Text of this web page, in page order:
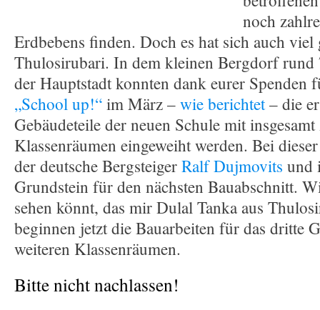
noch
Erdbebens finden. Doch es hat sich auch viel
Thulosirubari. In dem kleinen Bergdorf
der Hauptstadt konnten dank eurer
„School up!“im März –wie berichtet– die
Gebäudeteile der neuen Schule mit
Klassenräumen eingeweiht werden. Bei
der deutsche BergsteigerRalf Dujmovits und
Grundstein für den nächsten Bauabschnitt.
sehen könnt, das mir Dulal Tanka aus
beginnen jetzt die Bauarbeiten für das dritte
weiteren Klassenräumen.
Bitte nicht nachlassen!